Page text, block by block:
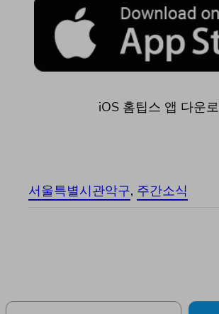
iOS 홈팁스 앱 다운
서울특별시관악구, 주간소식